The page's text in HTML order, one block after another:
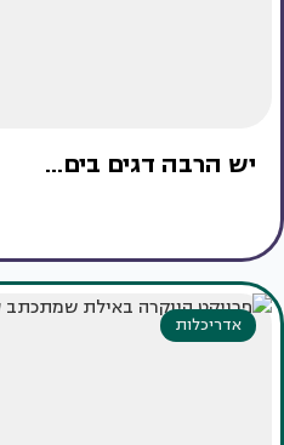
יש הרבה דגים בים...
אדריכלות